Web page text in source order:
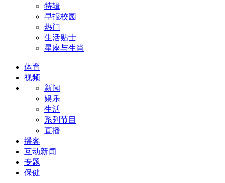
特辑
早报校园
热门
生活贴士
星座与生肖
体育
视频
新闻
娱乐
生活
系列节目
直播
播客
互动新闻
专题
保健